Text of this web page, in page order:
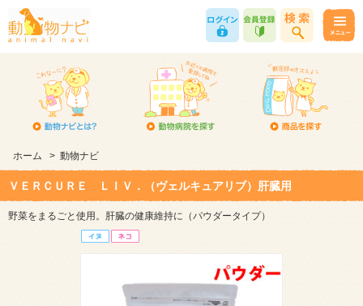
ホーム > 動物ナビ
ＶＥＲＣＵＲＥ ＬＩＶ．（ヴェルキュアリブ）肝臓用
野菜をまるごと使用。肝臓の健康維持に（パウダータイプ）